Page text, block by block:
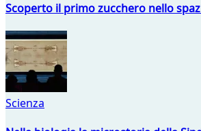
Scoperto il primo zucchero nello
Scienza